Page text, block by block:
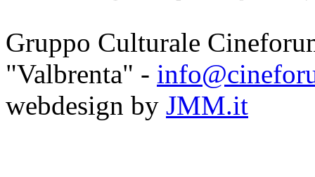
Gruppo Culturale
"Valbrenta" -
webdesign by JMM.it